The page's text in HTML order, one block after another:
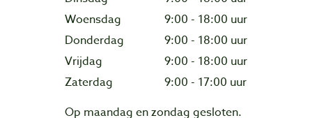
Woensdag
9:00 - 18:00 uur
Donderdag
9:00 - 18:00 uur
Vrijdag
9:00 - 18:00 uur
Zaterdag
9:00 - 17:00 uur
Op maandag en zondag gesloten.